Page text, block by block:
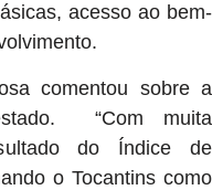
acesso ao bem-
comentou sobre a
“Com muita
do Índice de
o Tocantins como